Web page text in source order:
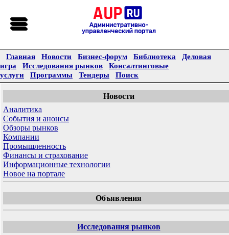
Главная Новости Бизнес-форум Библиотека
Деловая
игра
Исследования рынков
Консалтинговые
услуги
Программы Тендеры Поиск
Новости
Аналитика
События и анонсы
Обзоры рынков
Компании
Промышленность
Финансы и страхование
Информационные технологии
Новое на портале
Объявления
Исследования рынков